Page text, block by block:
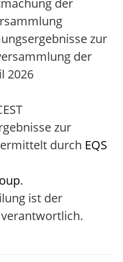
der
zur
der
2026
zur
durch EQS
.
ist der